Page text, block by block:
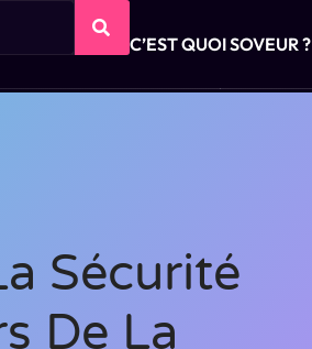
C’EST QUOI SOVEUR ?
Sécurité
De La